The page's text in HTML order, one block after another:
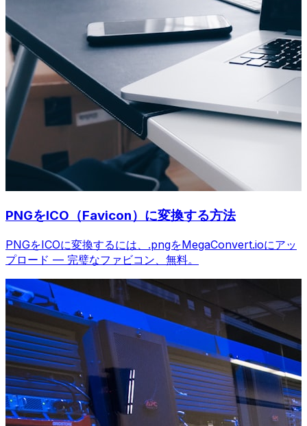
PNGをICO（Favicon）に変換する方法
PNGをICOに変換するには、.pngをMegaConvert.ioにアッ
プロード — 完璧なファビコン、無料。